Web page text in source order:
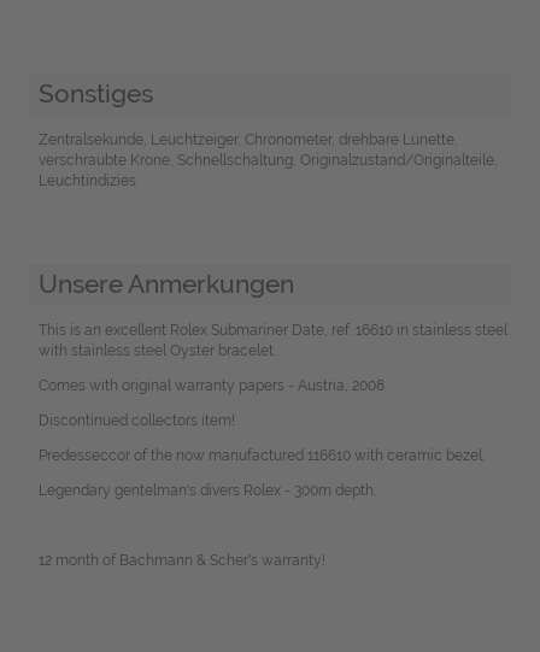
Sonstiges
Zentralsekunde, Leuchtzeiger, Chronometer, drehbare Lünette,
verschraubte Krone, Schnellschaltung, Originalzustand/Originalteile,
Leuchtindizies
Unsere Anmerkungen
This is an excellent Rolex Submariner Date, ref. 16610 in stainless steel
with stainless steel Oyster bracelet.
Comes with original warranty papers - Austria, 2008.
Discontinued collectors item!
Predesseccor of the now manufactured 116610 with ceramic bezel.
Legendary gentelman's divers Rolex - 300m depth.
12 month of Bachmann & Scher's warranty!